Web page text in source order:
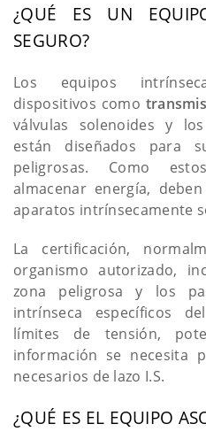
¿QUÉ ES UN
SEGURO?
Los equipos
dispositivos como
válvulas solenoides y
están diseñados para
peligrosas. Como
almacenar energía,
aparatos intrínsecamente
La certificación,
organismo autorizado,
zona peligrosa y los
intrínseca específicos
límites de tensión,
información se necesita
necesarios de lazo I.S.
¿QUÉ ES EL EQUIPO